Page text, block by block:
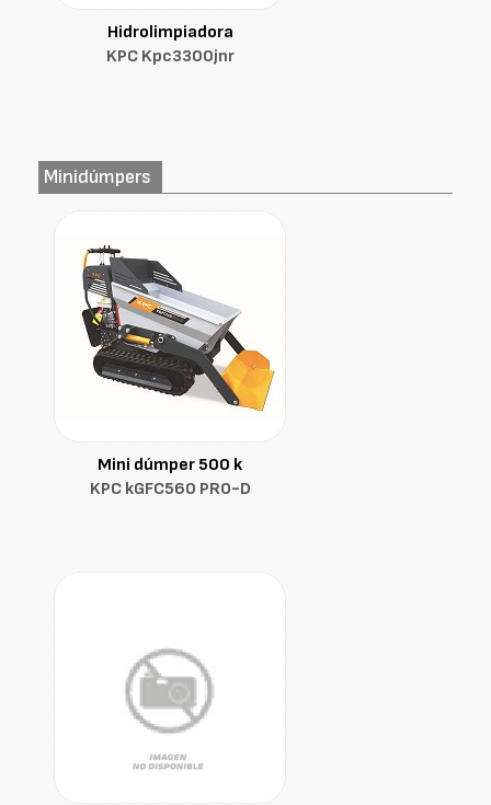
Hidrolimpiadora
KPC Kpc3300jnr
Minidúmpers
Mini dúmper 500 k
KPC kGFC560 PRO-D